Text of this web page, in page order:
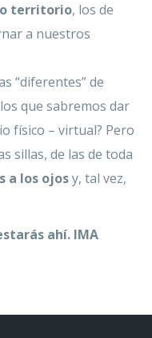
territorio, los de
a nuestros
“diferentes” de
que sabremos dar
físico – virtual? Pero
sillas, de las de toda
a los ojosy, tal vez,
ahí. IMA